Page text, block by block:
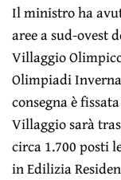
Il ministro ha
aree a sud-ovest
Villaggio
Olimpiadi
consegna è
Villaggio sarà
circa 1.700 posti
in Edilizia